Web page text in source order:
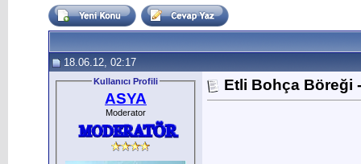
18.06.12, 02:17
Kullanıcı Profili
ASYA
Moderator
Etli Bohça Böreği